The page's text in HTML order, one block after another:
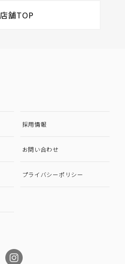
店舗TOP
採用情報
お問い合わせ
プライバシーポリシー